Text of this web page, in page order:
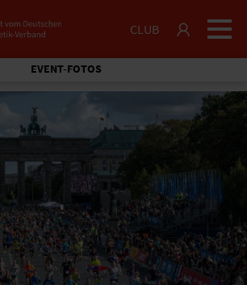
CLUB
EVENT-FOTOS